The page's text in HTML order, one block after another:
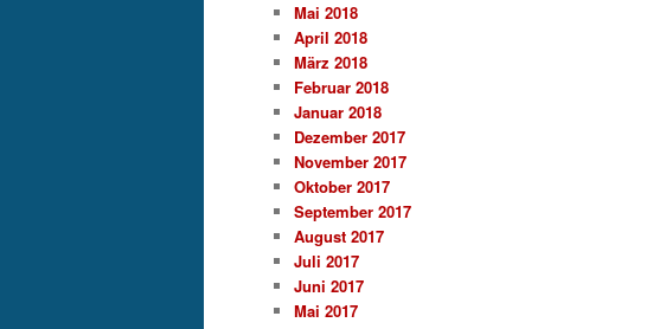
Mai 2018
April 2018
März 2018
Februar 2018
Januar 2018
Dezember 2017
November 2017
Oktober 2017
September 2017
August 2017
Juli 2017
Juni 2017
Mai 2017